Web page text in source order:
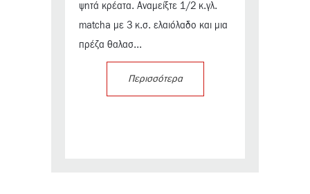
ψητά κρέατα. Αναμείξτε 1/2 κ.γλ.
matcha με 3 κ.σ. ελαιόλαδο και μια
πρέζα θαλασ...
Περισσότερα